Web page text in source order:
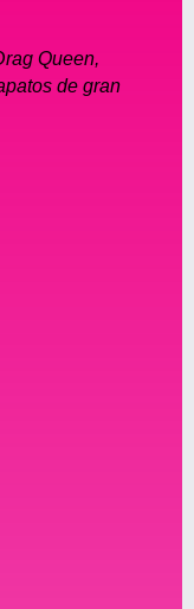
Queen,
de gran